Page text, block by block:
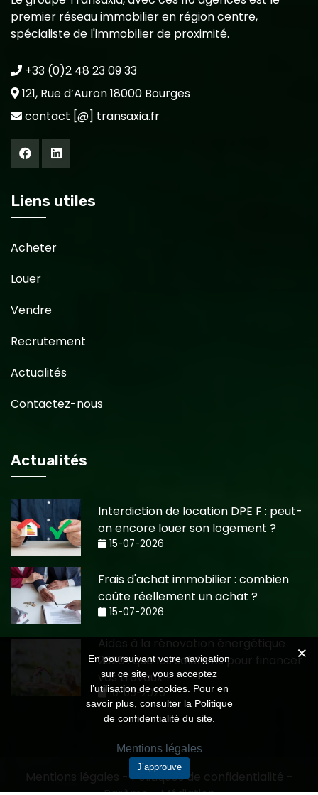
premier réseau immobilier en région centre,
spécialiste de l'immobilier de proximité.
+33 (0)2 48 23 09 33
121, Rue d’Auron 18000 Bourges
contact [@] transaxia.fr
Liens utiles
Acheter
Louer
Vendre
Recrutement
Actualités
Contactez-nous
Actualités
Interdiction de location DPE F : peut-
on encore louer son logement ?
15-07-2026
Frais d'achat immobilier : combien
coûte réellement un achat ?
15-07-2026
Aides à la rénovation énergétique
2026 : quelles solutions pour financer
vos travaux ?
10-06-2026
Mentions légales -Politiques de confidentialité -
En poursuivant votre navigation
sur ce site, vous acceptez
l’utilisation de cookies. Pour en
savoir plus, consulter la Politique
de confidentialité du site.
Mentions légales
J’approuve